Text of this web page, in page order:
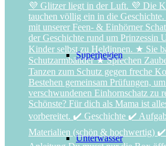
Superhelden
Unterwasser